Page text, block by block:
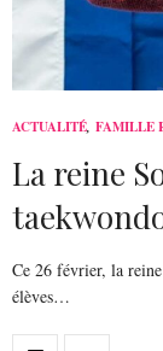
ACTUALITÉ, FAMILLE
La reine
Ce 26 février, la
élèves…